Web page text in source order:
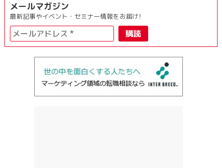
メールマガジン
最新記事やイベント・セミナー情報をお届け!